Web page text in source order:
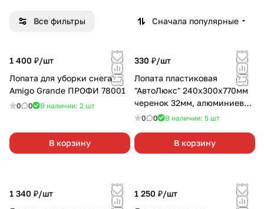
Все фильтры Сначала популярные
1 400 ₽/шт
Лопата для уборки снега
Amigo Grande ПРОФИ 78001
0 0 В наличии: 2 шт
В корзину
330 ₽/шт
Лопата пластиковая
"АвтоЛюкс" 240х300х770мм
черенок 32мм, алюминиевая
планка и черенок
0 0 В наличии: 5 шт
В корзину
1 340 ₽/шт
1 250 ₽/шт